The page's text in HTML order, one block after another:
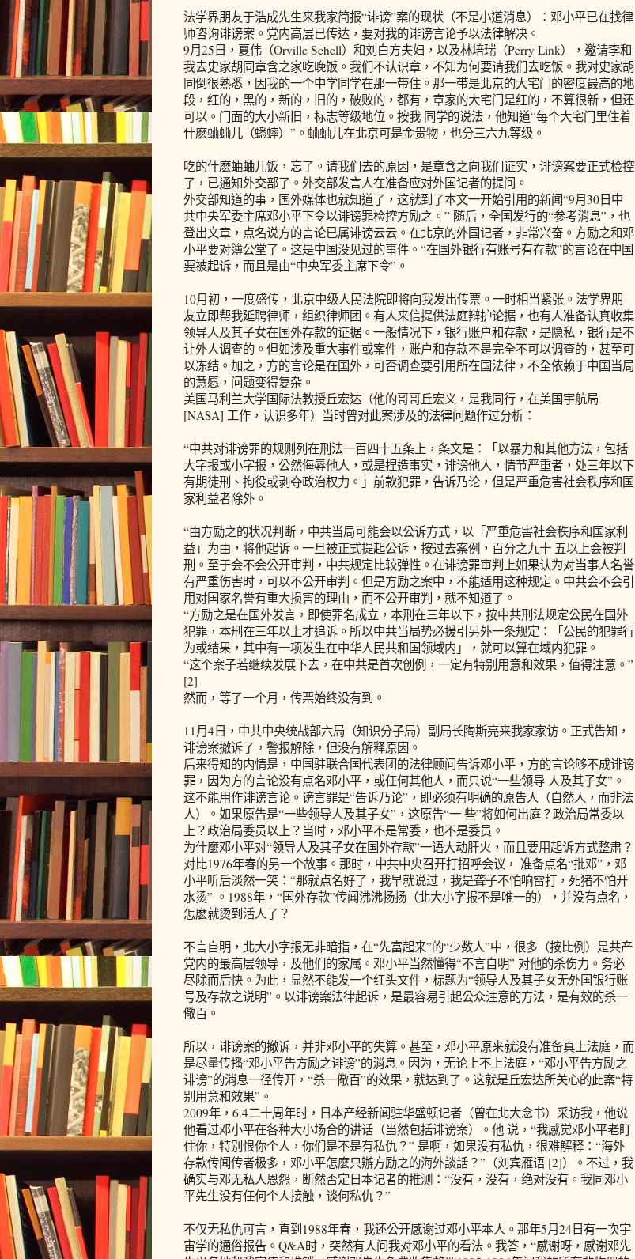
法学界朋友于浩成先生来我家简报“诽谤”案的现状（不是小道消息）：邓小平已在找律
师咨询诽谤案。党内高层已传达，要对我的诽谤言论予以法律解决。
9月25日，夏伟（Orville Schell）和刘白方夫妇，以及林培瑞（Perry Link），邀请李和
我去史家胡同章含之家吃晚饭。我们不认识章，不知为何要请我们去吃饭。我对史家胡
同倒很熟悉，因我的一个中学同学在那一带住。那一带是北京的大宅门的密度最高的地
段，红的，黑的，新的，旧的，破败的，都有，章家的大宅门是红的，不算很新，但还
可以。门面的大小新旧，标志等级地位。按我 同学的说法，他知道“每个大宅门里住着
什麽蛐蛐儿（蟋蟀）”。蛐蛐儿在北京可是金贵物，也分三六九等级。
吃的什麽蛐蛐儿饭，忘了。请我们去的原因，是章含之向我们证实，诽谤案要正式检控
了，已通知外交部了。外交部发言人在准备应对外国记者的提问。
外交部知道的事，国外媒体也就知道了，这就到了本文一开始引用的新闻“9月30日中
共中央军委主席邓小平下令以诽谤罪检控方励之。” 随后，全国发行的“参考消息”，也
登出文章，点名说方的言论已属诽谤云云。在北京的外国记者，非常兴奋。方励之和邓
小平要对簿公堂了。这是中国没见过的事件。“在国外银行有账号有存款”的言论在中国
要被起诉，而且是由“中央军委主席下令”。
10月初，一度盛传，北京中级人民法院即将向我发出传票。一时相当紧张。法学界朋
友立即帮我延聘律师，组织律师团。有人来信提供法庭辩护论据，也有人准备认真收集
领导人及其子女在国外存款的证据。一般情况下，银行账户和存款，是隐私，银行是不
让外人调查的。但如涉及重大事件或案件，账户和存款不是完全不可以调查的，甚至可
以冻结。加之，方的言论是在国外，可否调查要引用所在国法律，不全依赖于中国当局
的意愿，问题变得复杂。
美国马利兰大学国际法教授丘宏达（他的哥哥丘宏义，是我同行，在美国宇航局
[NASA] 工作，认识多年）当时曾对此案涉及的法律问题作过分析：
“中共对诽谤罪的规则列在刑法一百四十五条上，条文是：「以暴力和其他方法，包括
大字报或小字报，公然侮辱他人，或是捏造事实，诽谤他人，情节严重者，处三年以下
有期徒刑、拘役或剥夺政治权力。」前款犯罪，告诉乃论，但是严重危害社会秩序和国
家利益者除外。
“由方励之的状况判断，中共当局可能会以公诉方式，以「严重危害社会秩序和国家利
益」为由，将他起诉。一旦被正式提起公诉，按过去案例，百分之九十 五以上会被判
刑。至于会不会公开审判，中共规定比较弹性。在诽谤罪审判上如果认为对当事人名誉
有严重伤害时，可以不公开审判。但是方励之案中，不能适用这种规定。中共会不会引
用对国家名誉有重大损害的理由，而不公开审判，就不知道了。
“方励之是在国外发言，即使罪名成立，本刑在三年以下，按中共刑法规定公民在国外
犯罪，本刑在三年以上才追诉。所以中共当局势必援引另外一条规定：「公民的犯罪行
为或结果，其中有一项发生在中华人民共和国领域内」，就可以算在域内犯罪。
“这个案子若继续发展下去，在中共是首次创例，一定有特别用意和效果，值得注意。”
[2]
然而，等了一个月，传票始终没有到。
11月4日，中共中央统战部六局（知识分子局）副局长陶斯亮来我家家访。正式告知，
诽谤案撤诉了，警报解除，但没有解释原因。
后来得知的内情是，中国驻联合国代表团的法律顾问告诉邓小平，方的言论够不成诽谤
罪，因为方的言论没有点名邓小平，或任何其他人，而只说“一些领导 人及其子女”。
这不能用作诽谤言论。谤言罪是“告诉乃论”，即必须有明确的原告人（自然人，而非法
人）。如果原告是“一些领导人及其子女”，这原告“一 些”将如何出庭？政治局常委以
上？政治局委员以上？当时，邓小平不是常委，也不是委员。
为什麼邓小平对“领导人及其子女在国外存款”一语大动肝火，而且要用起诉方式整肃？
对比1976年春的另一个故事。那时，中共中央召开打招呼会议， 准备点名“批邓”，邓
小平听后淡然一笑：“那就点名好了，我早就说过，我是聋子不怕响雷打，死猪不怕开
水烫” 。1988年，“国外存款”传闻沸沸扬扬（北大小字报不是唯一的），并没有点名，
怎麽就烫到活人了？
不言自明，北大小字报无非暗指，在“先富起来”的“少数人”中，很多（按比例）是共产
党内的最高层领导，及他们的家属。邓小平当然懂得“不言自明” 对他的杀伤力。务必
尽除而后快。为此，显然不能发一个红头文件，标题为“领导人及其子女无外国银行账
号及存款之说明”。以诽谤案法律起诉，是最容易引起公众注意的方法，是有效的杀一
儆百。
所以，诽谤案的撤诉，并非邓小平的失算。甚至，邓小平原来就没有准备真上法庭，而
是尽量传播“邓小平告方励之诽谤”的消息。因为，无论上不上法庭，“邓小平告方励之
诽谤”的消息一径传开，“杀一儆百”的效果，就达到了。这就是丘宏达所关心的此案“特
别用意和效果”。
2009年，6.4二十周年时，日本产经新闻驻华盛顿记者（曾在北大念书）采访我，他说
他看过邓小平在各种大小场合的讲话（当然包括诽谤案）。他 说，“我感觉邓小平老盯
住你，特别恨你个人，你们是不是有私仇？” 是啊，如果没有私仇，很难解释：“海外
存款传闻传者极多，邓小平怎麼只辦方励之的海外談話？”（刘宾雁语 [2]）。不过，我
确实与邓无私人恩怨，断然否定日本记者的推测：“没有，没有，绝对没有。我同邓小
平先生没有任何个人接触，谈何私仇？”
不仅无私仇可言，直到1988年春，我还公开感谢过邓小平本人。那年5月24日有一次宇
宙学的通俗报告。Q&A时，突然有人问我对邓小平的看法。我答，“感谢呀，感谢邓先